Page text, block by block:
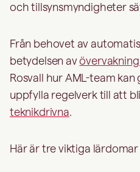
och tillsynsmyndigheter
Från behovet av
betydelsen avövervakning
Rosvall hur AML-team
uppfylla regelverk till att
teknikdrivna.
Här är tre viktiga